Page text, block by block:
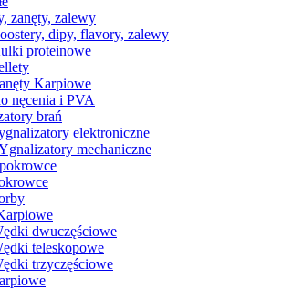
zanęty, zalewy
dipy, flavory, zalewy
proteinowe
Karpiowe
nęcenia i PVA
brań
elektroniczne
mechaniczne
dwuczęściowe
teleskopowe
trzyczęściowe